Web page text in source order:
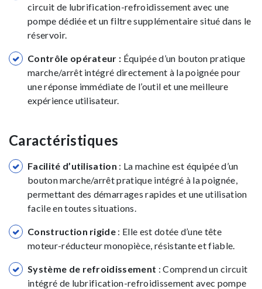
circuit de lubrification-refroidissement avec une
pompe dédiée et un filtre supplémentaire situé dans le
réservoir.
Contrôle opérateur : Équipée d’un bouton pratique
marche/arrêt intégré directement à la poignée pour
une réponse immédiate de l’outil et une meilleure
expérience utilisateur.
Caractéristiques
Facilité d’utilisation : La machine est équipée d’un
bouton marche/arrêt pratique intégré à la poignée,
permettant des démarrages rapides et une utilisation
facile en toutes situations.
Construction rigide : Elle est dotée d’une tête
moteur-réducteur monopièce, résistante et fiable.
Système de refroidissement : Comprend un circuit
intégré de lubrification-refroidissement avec pompe